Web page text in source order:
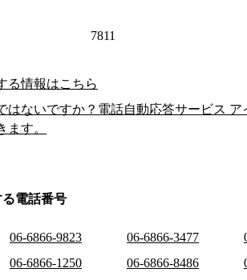
7811
る情報はこちら
はないですか？電話自動応答サービス
ます。
る電話番号
06-6866-9823 06-6866-3477
06-6866-1250 06-6866-8486